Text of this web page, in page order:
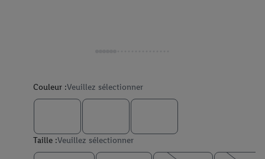
Couleur :Veuillez sélectionner
Taille :Veuillez sélectionner